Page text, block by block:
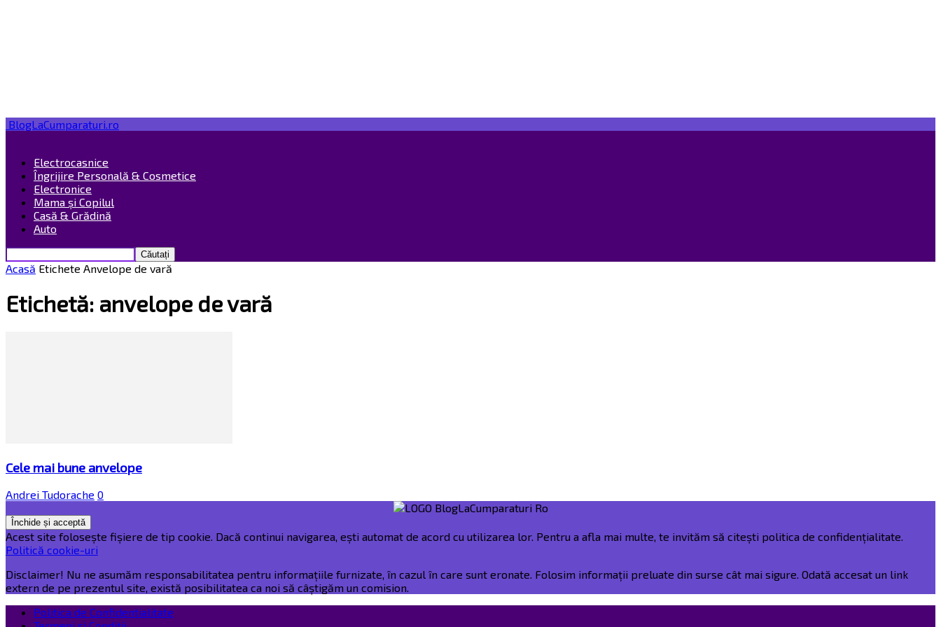
BlogLaCumparaturi.ro
Electrocasnice
Îngrijire Personală & Cosmetice
Electronice
Mama și Copilul
Casă & Grădină
Auto
Acasă Etichete Anvelope de vară
Etichetă: anvelope de vară
Cele mai bune anvelope
Andrei Tudorache 0
Acest site folosește fișiere de tip cookie. Dacă continui navigarea, ești automat de acord cu utilizarea lor. Pentru a afla mai multe, te invităm să citești politica de confidențialitate.
Politică cookie-uri
Disclaimer! Nu ne asumăm responsabilitatea pentru informațiile furnizate, în cazul în care sunt eronate. Folosim informații preluate din surse cât mai sigure. Odată accesat un link
extern de pe prezentul site, există posibilitatea ca noi să câștigăm un comision.
Politica de Confidentialitate